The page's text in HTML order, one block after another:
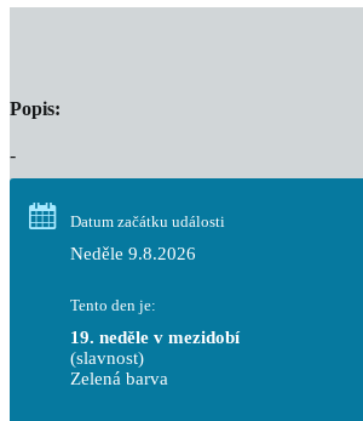
Popis:
-
Datum začátku události
Neděle 9.8.2026
Tento den je:
19. neděle v mezidobí
(slavnost)
Zelená